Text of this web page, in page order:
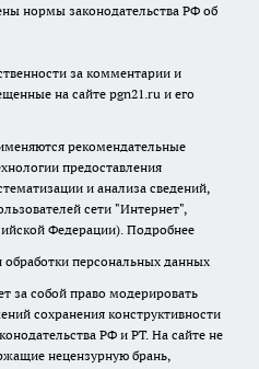
нормы законодательства РФ об
за комментарии и
на сайте pgn21.ru и его
рекомендательные
предоставления
и анализа сведений,
сети "Интернет",
Федерации).Подробнее
персональных данных
за собой право модерировать
сохранения конструктивности
РФ и РТ. На сайте не
нецензурную брань,